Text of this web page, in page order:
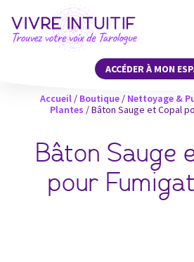
ACCÉDER À MON
Accueil / Boutique / Nettoyage &
Plantes / Bâton Sauge et Copal
Bâton Sauge
pour